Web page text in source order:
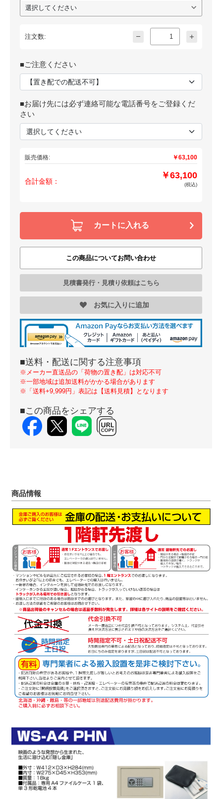
JAN
4942988259062
注文数:
■ご注意ください
■お届け先には必ず連絡可能な電話番号をご登録くだ
さい
販売価格: ￥63,100
合計金額：
￥63,100
(税込)
カートに入れる
この商品についてお問い合わせ
見積書発行・見積り依頼はこちら
お気に入りに追加
■送料・配送に関する注意事項
※メーカー直送品の「荷物の置き配」は対応不可
※一部地域は追加送料がかかる場合があります
※「送料+9,999円」表記は【送料見積】となります
■この商品をシェアする
商品情報